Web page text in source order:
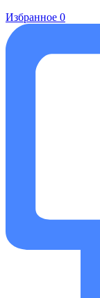
Избранное 0